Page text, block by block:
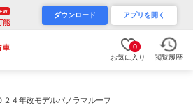
能
ダウンロード アプリを開く
0
お気に入り 閲覧履歴
４年改モデルパノラマルーフ